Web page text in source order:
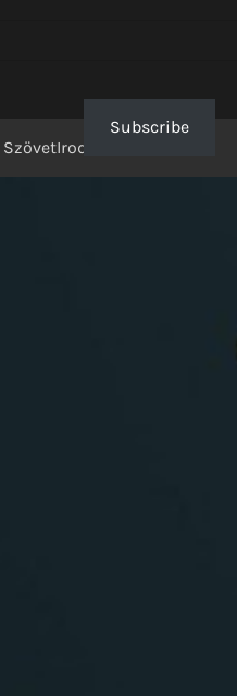
SzövetIrodalom
Subscribe